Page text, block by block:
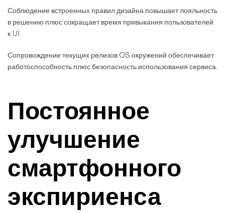
Соблюдение встроенных правил дизайна повышает лояльность
в решению плюс сокращает время привыкания пользователей
к UI.
Сопровождение текущих релизов OS окружений обеспечивает
работоспособность плюс безопасность использования сервиса.
Постоянное
улучшение
смартфонного
экспириенса